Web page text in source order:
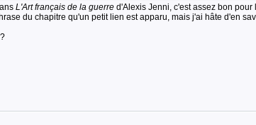
L'Art français de la guerred'Alexis Jenni, c'est assez bon pour
du chapitre qu'un petit lien est apparu, mais j'ai hâte d'en